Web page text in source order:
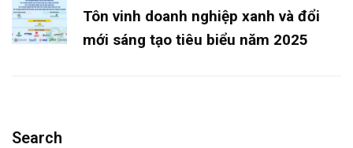
Tôn vinh doanh nghiệp xanh và đổi
mới sáng tạo tiêu biểu năm 2025
Search